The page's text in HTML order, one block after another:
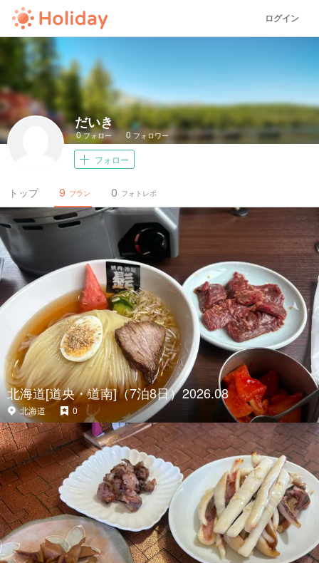
ログイン
だいき
0フォロー 0 フォロワー
フォロー
トップ プラン
9 フォトレポ
0
北海道[道央・道南]（7泊8日）2026.08
北海道 0